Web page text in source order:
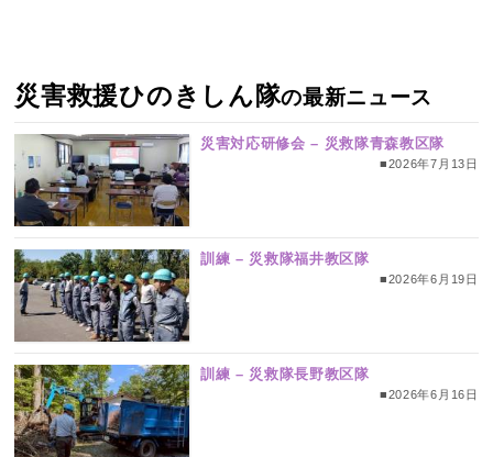
災害救援ひのきしん隊の最新ニュース
災害対応研修会 – 災救隊青森教区隊
■2026年7月13日
訓練 – 災救隊福井教区隊
■2026年6月19日
訓練 – 災救隊長野教区隊
■2026年6月16日